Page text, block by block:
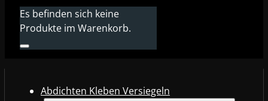
Es befinden sich keine
Produkte im Warenkorb.
Abdichten Kleben Versiegeln